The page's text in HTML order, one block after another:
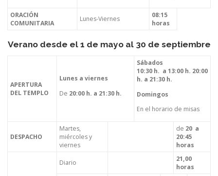
ORACIÓN
COMUNITARIA
Lunes-Viernes
08:15
horas
Verano desde el 1 de mayo al 30 de septiembre
APERTURA
DEL TEMPLO
Lunes a viernes
De 20:00 h. a 21:30 h.
Sábados
10:30 h. a 13:00 h. 20:00
h. a 21:30 h.
Domingos
En el horario de misas
DESPACHO
Martes,
miércoles y
viernes
de 20 a
20:45
horas
Diario
21,00
horas